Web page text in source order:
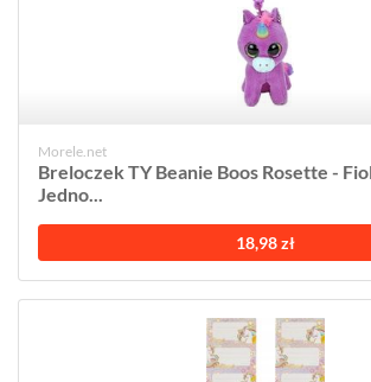
Morele.net
Breloczek TY Beanie Boos Rosette -
Jedno...
18,98 zł